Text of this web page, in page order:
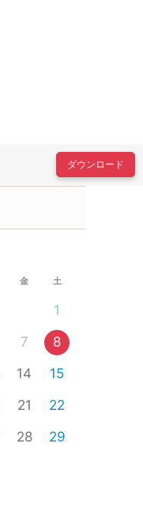
ダウンロード
金 土
1
7
8
14
15
21
22
28
29